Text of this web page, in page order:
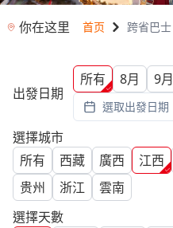
你在这里 首页 跨省巴士
出發日期
所有 8月 9月
選取出發日期
選擇城市
所有
西藏 廣西 江西
贵州
浙江
雲南
選擇天數